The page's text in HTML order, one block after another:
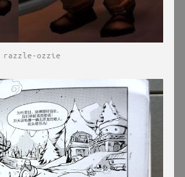
razzle-ozzie